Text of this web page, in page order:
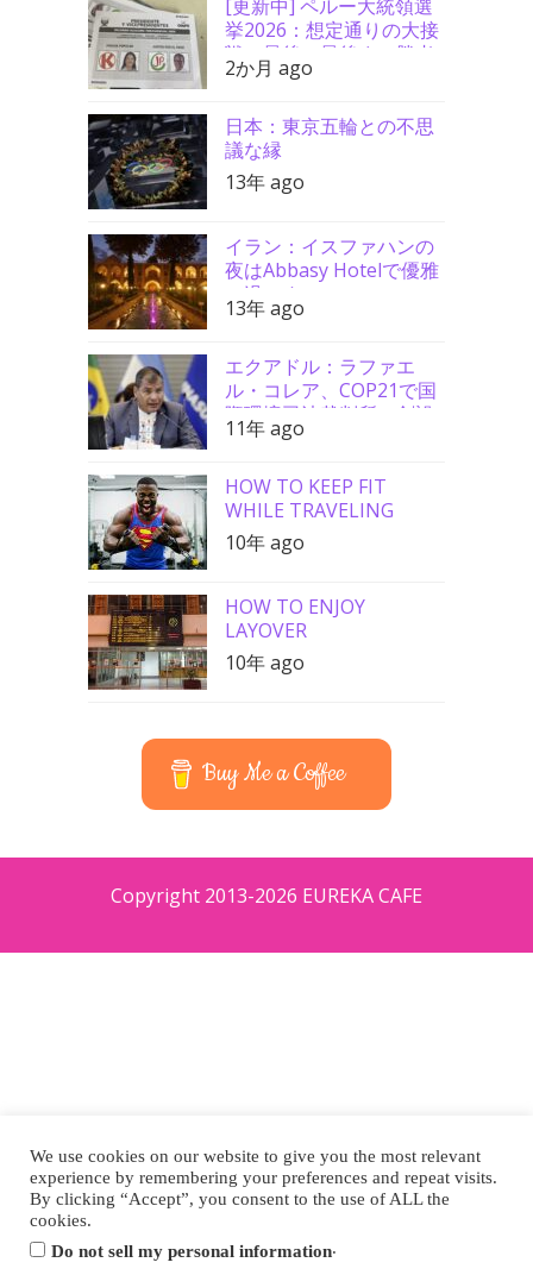
[更新中] ペルー大統領選
挙2026：想定通りの大接
戦、最後の最後まで勝者
分からず
2か月 ago
日本：東京五輪との不思
議な縁
13年 ago
イラン：イスファハンの
夜はAbbasy Hotelで優雅
に過ごす
13年 ago
エクアドル：ラファエ
ル・コレア、COP21で国
際環境司法裁判所の創設
を要請
11年 ago
HOW TO KEEP FIT
WHILE TRAVELING
10年 ago
HOW TO ENJOY
LAYOVER
10年 ago
Buy Me a Coffee
Copyright 2013-2026 EUREKA CAFE
We use cookies on our website to give you the most relevant
experience by remembering your preferences and repeat visits.
By clicking “Accept”, you consent to the use of ALL the
cookies.
Do not sell my personal information.